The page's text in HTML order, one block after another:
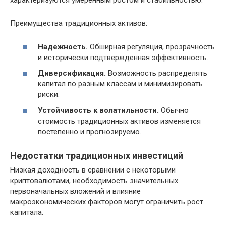
Преимущества традиционных активов:
Надежность. Обширная регуляция, прозрачность
и исторически подтвержденная эффективность.
Диверсификация. Возможность распределять
капитал по разным классам и минимизировать
риски.
Устойчивость к волатильности. Обычно
стоимость традиционных активов изменяется
постепенно и прогнозируемо.
Недостатки традиционных инвестиций
Низкая доходность в сравнении с некоторыми
криптовалютами, необходимость значительных
первоначальных вложений и влияние
макроэкономических факторов могут ограничить рост
капитала.